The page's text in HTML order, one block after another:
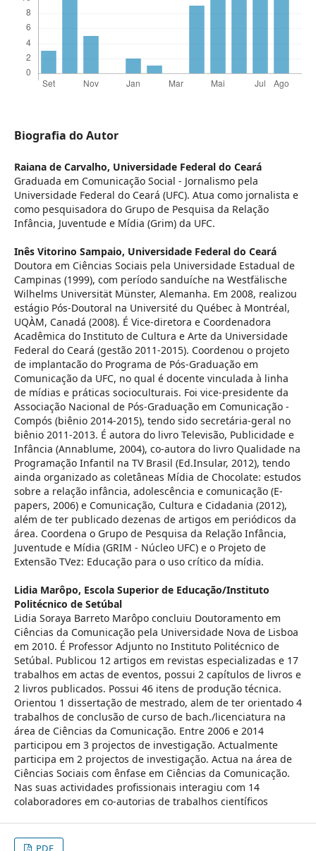
Biografia do Autor
Raiana de Carvalho, Universidade Federal do Ceará
Graduada em Comunicação Social - Jornalismo pela
Universidade Federal do Ceará (UFC). Atua como jornalista e
como pesquisadora do Grupo de Pesquisa da Relação
Infância, Juventude e Mídia (Grim) da UFC.
Inês Vitorino Sampaio, Universidade Federal do Ceará
Doutora em Ciências Sociais pela Universidade Estadual de
Campinas (1999), com período sanduíche na Westfälische
Wilhelms Universität Münster, Alemanha. Em 2008, realizou
estágio Pós-Doutoral na Université du Québec à Montréal,
UQÀM, Canadá (2008). É Vice-diretora e Coordenadora
Acadêmica do Instituto de Cultura e Arte da Universidade
Federal do Ceará (gestão 2011-2015). Coordenou o projeto
de implantacão do Programa de Pós-Graduação em
Comunicação da UFC, no qual é docente vinculada à linha
de mídias e práticas socioculturais. Foi vice-presidente da
Associação Nacional de Pós-Graduação em Comunicação -
Compós (biênio 2014-2015), tendo sido secretária-geral no
biênio 2011-2013. É autora do livro Televisão, Publicidade e
Infância (Annablume, 2004), co-autora do livro Qualidade na
Programação Infantil na TV Brasil (Ed.Insular, 2012), tendo
ainda organizado as coletâneas Mídia de Chocolate: estudos
sobre a relação infância, adolescência e comunicação (E-
papers, 2006) e Comunicação, Cultura e Cidadania (2012),
além de ter publicado dezenas de artigos em periódicos da
área. Coordena o Grupo de Pesquisa da Relação Infância,
Juventude e Mídia (GRIM - Núcleo UFC) e o Projeto de
Extensão TVez: Educação para o uso crítico da mídia.
Lidia Marôpo, Escola Superior de Educação/Instituto
Politécnico de Setúbal
Lidia Soraya Barreto Marôpo concluiu Doutoramento em
Ciências da Comunicação pela Universidade Nova de Lisboa
em 2010. É Professor Adjunto no Instituto Politécnico de
Setúbal. Publicou 12 artigos em revistas especializadas e 17
trabalhos em actas de eventos, possui 2 capítulos de livros e
2 livros publicados. Possui 46 itens de produção técnica.
Orientou 1 dissertação de mestrado, alem de ter orientado 4
trabalhos de conclusão de curso de bach./licenciatura na
área de Ciências da Comunicação. Entre 2006 e 2014
participou em 3 projectos de investigação. Actualmente
participa em 2 projectos de investigação. Actua na área de
Ciências Sociais com ênfase em Ciências da Comunicação.
Nas suas actividades profissionais interagiu com 14
colaboradores em co-autorias de trabalhos científicos
PDF